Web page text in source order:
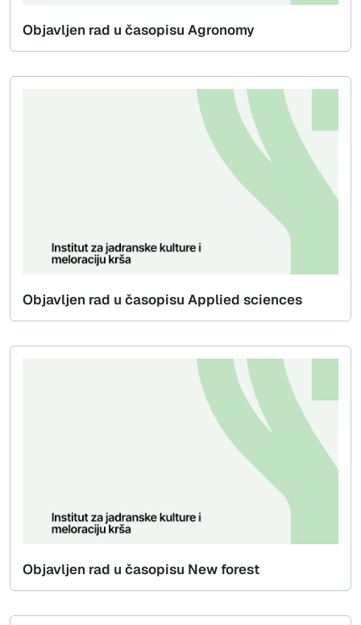
Objavljen rad u časopisu Agronomy
Objavljen rad u časopisu Applied sciences
Objavljen rad u časopisu New forest